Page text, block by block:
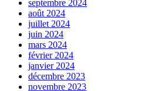
septembre 2024
août 2024
juillet 2024
juin 2024
mars 2024
février 2024
janvier 2024
décembre 2023
novembre 2023